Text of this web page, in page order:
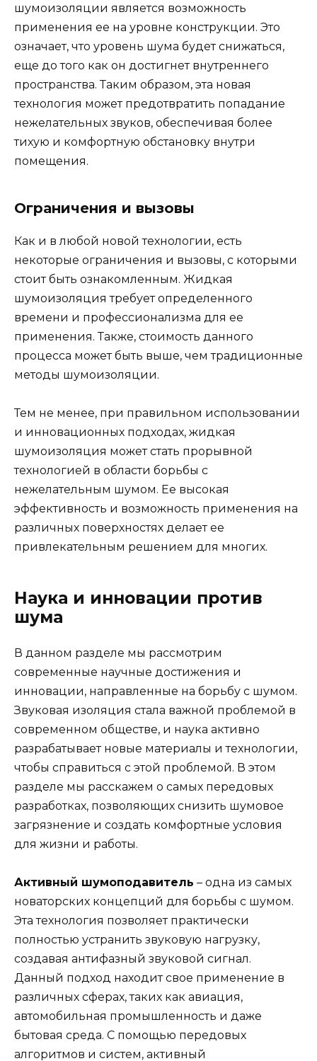
шумоизоляции является возможность
применения ее на уровне конструкции. Это
означает, что уровень шума будет снижаться,
еще до того как он достигнет внутреннего
пространства. Таким образом, эта новая
технология может предотвратить попадание
нежелательных звуков, обеспечивая более
тихую и комфортную обстановку внутри
помещения.
Ограничения и вызовы
Как и в любой новой технологии, есть
некоторые ограничения и вызовы, с которыми
стоит быть ознакомленным. Жидкая
шумоизоляция требует определенного
времени и профессионализма для ее
применения. Также, стоимость данного
процесса может быть выше, чем традиционные
методы шумоизоляции.
Тем не менее, при правильном использовании
и инновационных подходах, жидкая
шумоизоляция может стать прорывной
технологией в области борьбы с
нежелательным шумом. Ее высокая
эффективность и возможность применения на
различных поверхностях делает ее
привлекательным решением для многих.
Наука и инновации против
шума
В данном разделе мы рассмотрим
современные научные достижения и
инновации, направленные на борьбу с шумом.
Звуковая изоляция стала важной проблемой в
современном обществе, и наука активно
разрабатывает новые материалы и технологии,
чтобы справиться с этой проблемой. В этом
разделе мы расскажем о самых передовых
разработках, позволяющих снизить шумовое
загрязнение и создать комфортные условия
для жизни и работы.
Активный шумоподавитель – одна из самых
новаторских концепций для борьбы с шумом.
Эта технология позволяет практически
полностью устранить звуковую нагрузку,
создавая антифазный звуковой сигнал.
Данный подход находит свое применение в
различных сферах, таких как авиация,
автомобильная промышленность и даже
бытовая среда. С помощью передовых
алгоритмов и систем, активный